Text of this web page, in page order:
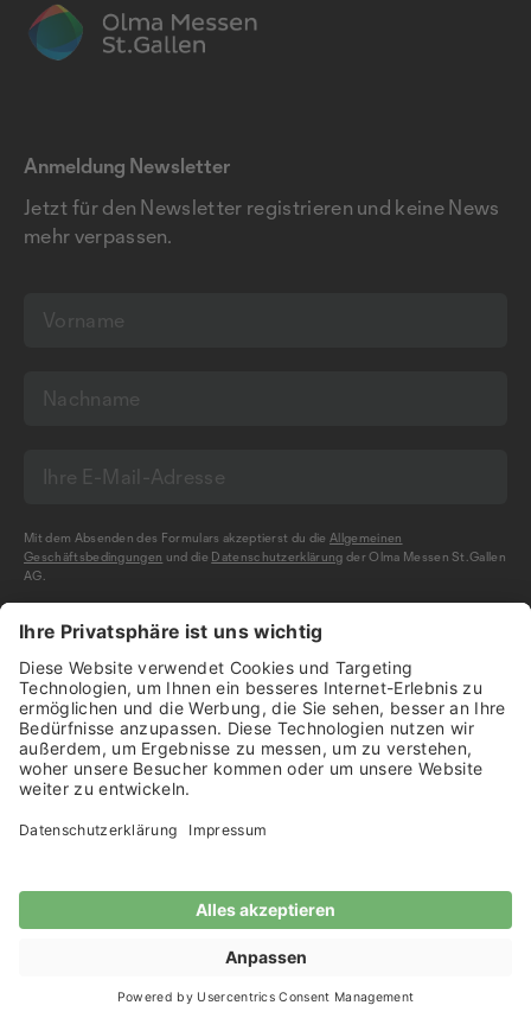
Anmeldung Newsletter
Jetzt für den Newsletter registrieren und keine News
mehr verpassen.
Mit dem Absenden des Formulars akzeptierst du dieAllgemeinen
Geschäftsbedingungen und die Datenschutzerklärung der Olma Messen St.Gallen
AG.
NEWSLETTER BESTELLEN
Ausstellende Start Programm